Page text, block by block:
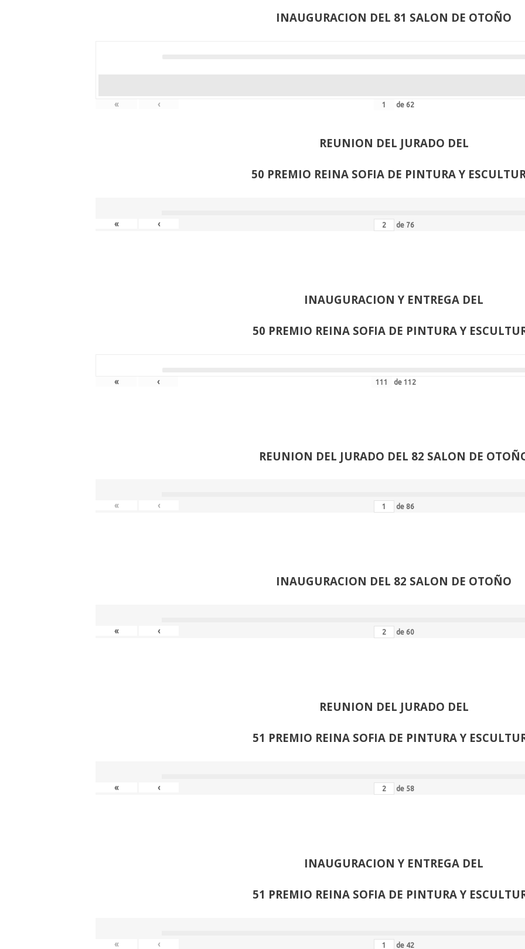
INAUGURACION DEL 81 SALON DE OTOÑO
« ‹ de 62
REUNION DEL JURADO DEL
50 PREMIO REINA SOFIA DE PINTURA Y
« ‹ de 76
INAUGURACION Y ENTREGA DEL
50 PREMIO REINA SOFIA DE PINTURA Y
« ‹ de 112
REUNION DEL JURADO DEL 82 SALON DE
« ‹ de 86
INAUGURACION DEL 82 SALON DE OTOÑO
« ‹ de 60
REUNION DEL JURADO DEL
51 PREMIO REINA SOFIA DE PINTURA Y
« ‹ de 58
INAUGURACION Y ENTREGA DEL
51 PREMIO REINA SOFIA DE PINTURA Y
« ‹ de 42